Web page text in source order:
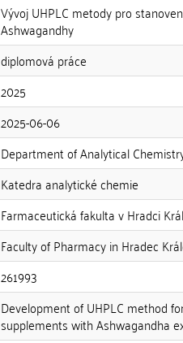
Vývoj UHPLC metody pro
Ashwagandhy
diplomová práce
2025
2025-06-06
Department of Analytical
Katedra analytické chemie
Farmaceutická fakulta v Hradci
Faculty of Pharmacy in Hradec
261993
Development of UHPLC method
supplements with Ashwagandha